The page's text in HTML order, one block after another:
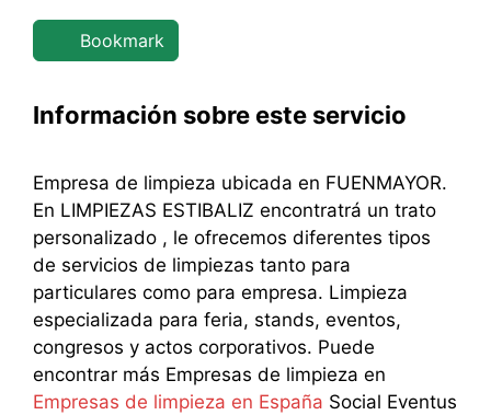
Bookmark
Información sobre este servicio
Empresa de limpieza ubicada en FUENMAYOR.
En LIMPIEZAS ESTIBALIZ encontratrá un trato
personalizado , le ofrecemos diferentes tipos
de servicios de limpiezas tanto para
particulares como para empresa. Limpieza
especializada para feria, stands, eventos,
congresos y actos corporativos. Puede
encontrar más Empresas de limpieza en
Empresas de limpieza en España Social Eventus